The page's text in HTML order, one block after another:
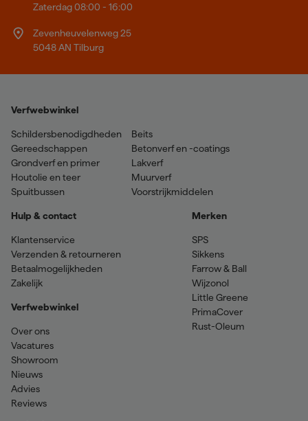
Zaterdag 08:00 - 16:00
Zevenheuvelenweg 25
5048 AN Tilburg
Verfwebwinkel
Schildersbenodigdheden
Gereedschappen
Grondverf en primer
Houtolie en teer
Spuitbussen
Beits
Betonverf en -coatings
Lakverf
Muurverf
Voorstrijkmiddelen
Hulp & contact
Klantenservice
Verzenden & retourneren
Betaalmogelijkheden
Zakelijk
Verfwebwinkel
Over ons
Vacatures
Showroom
Nieuws
Advies
Reviews
Merken
SPS
Sikkens
Farrow & Ball
Wijzonol
Little Greene
PrimaCover
Rust-Oleum